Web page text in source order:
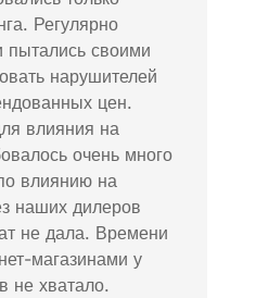
Регулярно
пытались своими
нарушителей
цен.
влияния на
очень много
влиянию на
наших дилеров
не дала. Времени
магазинами у
не хватало.